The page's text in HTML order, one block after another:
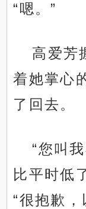
“嗯。”
高爱芳
着她掌心
了回去。
“您叫
比平时低
“很抱歉